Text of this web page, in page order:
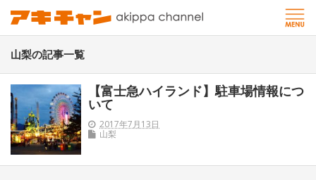
山梨の記事一覧
【富士急ハイランド】駐車場情報につ
いて
2017年7月13日
山梨